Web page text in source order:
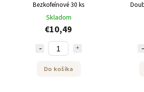
Bezkofeínové 30 ks
Skladom
€10,49
Do košíka